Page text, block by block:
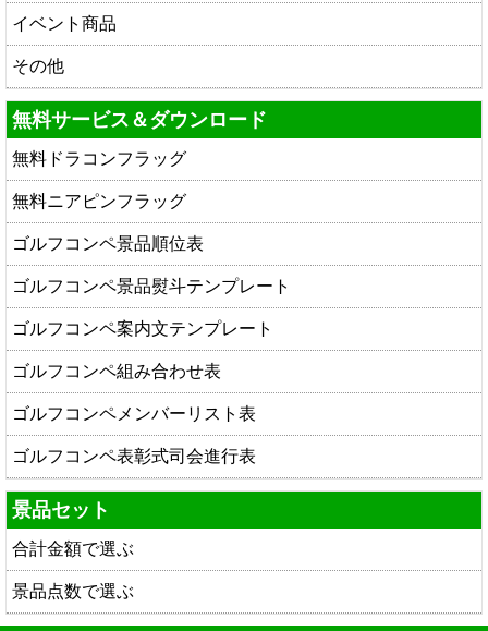
イベント商品
その他
無料サービス＆ダウンロード
無料ドラコンフラッグ
無料ニアピンフラッグ
ゴルフコンペ景品順位表
ゴルフコンペ景品熨斗テンプレート
ゴルフコンペ案内文テンプレート
ゴルフコンペ組み合わせ表
ゴルフコンペメンバーリスト表
ゴルフコンペ表彰式司会進行表
景品セット
合計金額で選ぶ
景品点数で選ぶ